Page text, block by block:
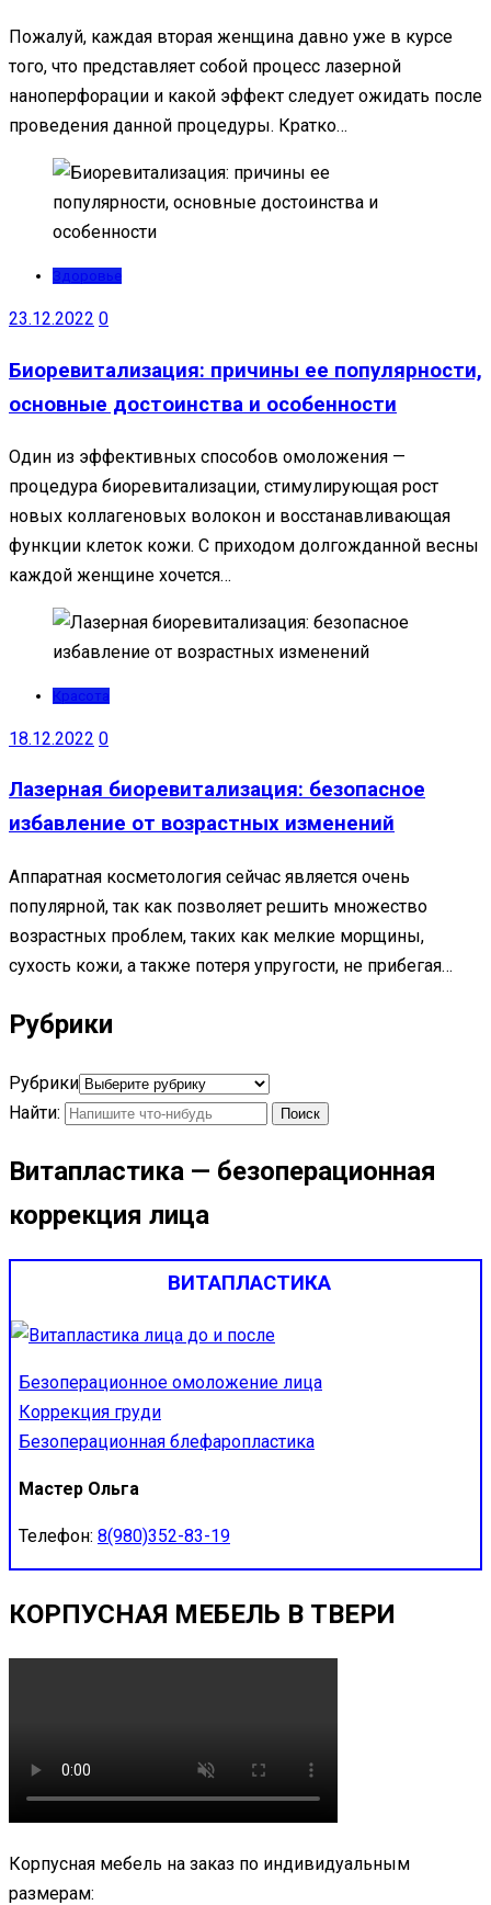
Пожалуй, каждая вторая женщина давно уже в курсе
того, что представляет собой процесс лазерной
наноперфорации и какой эффект следует ожидать после
проведения данной процедуры. Кратко…
Здоровье
23.12.2022 0
Биоревитализация: причины ее популярности,
основные достоинства и особенности
Один из эффективных способов омоложения —
процедура биоревитализации, стимулирующая рост
новых коллагеновых волокон и восстанавливающая
функции клеток кожи. С приходом долгожданной весны
каждой женщине хочется…
Красота
18.12.2022 0
Лазерная биоревитализация: безопасное
избавление от возрастных изменений
Аппаратная косметология сейчас является очень
популярной, так как позволяет решить множество
возрастных проблем, таких как мелкие морщины,
сухость кожи, а также потеря упругости, не прибегая…
Рубрики
Рубрики
Найти:
Витапластика — безоперационная
коррекция лица
ВИТАПЛАСТИКА
Безоперационное омоложение лица
Коррекция груди
Безоперационная блефаропластика
Мастер Ольга
Телефон: 8(980)352-83-19
КОРПУСНАЯ МЕБЕЛЬ В ТВЕРИ
Корпусная мебель на заказ по индивидуальным
размерам: